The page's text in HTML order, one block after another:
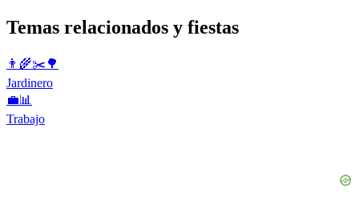
Temas relacionados y fiestas
👨‍🌾✂️🌳
Jardinero
💼📊
Trabajo